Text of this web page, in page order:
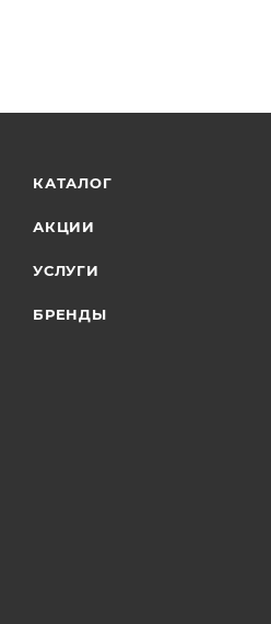
КАТАЛОГ
АКЦИИ
УСЛУГИ
БРЕНДЫ